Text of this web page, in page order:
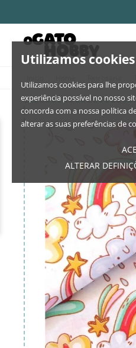
Utilizamos cookies
Utilizamos cookies para lhe
experiência possível no nosso
concorda com a nossa política
alterar as suas preferências de
ALTERAR